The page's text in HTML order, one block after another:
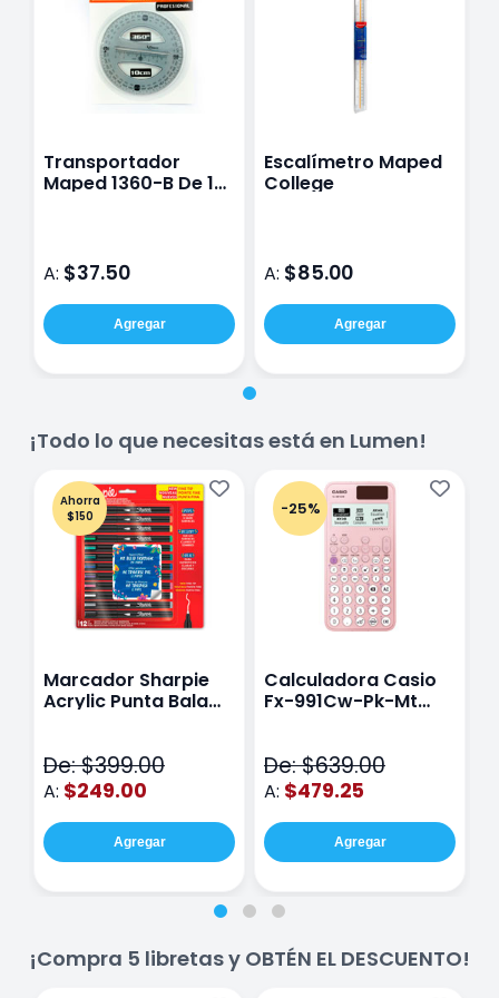
Transportador
Maped 1360-B De 10
A: $37.50
Agregar
Escalímetro Maped
College
A: $85.00
Agregar
¡Todo lo que necesitas está en Lumen!
Ahorra
$150
Marcador Sharpie
Acrylic Punta Bala
De: $399.00
A: $249.00
Agregar
-25%
Calculadora Casio
Fx-991Cw-Pk-Mt
De: $639.00
A: $479.25
Agregar
¡Compra 5 libretas y OBTÉN EL DESCUENTO!